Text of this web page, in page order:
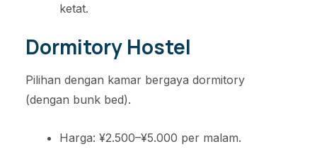
ketat.
Dormitory Hostel
Pilihan dengan kamar bergaya dormitory
(dengan bunk bed).
Harga: ¥2.500–¥5.000 per malam.